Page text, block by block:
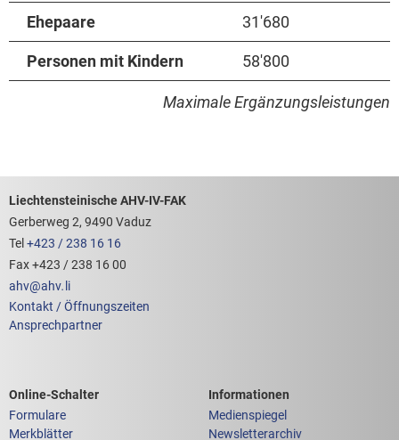
Maximale Ergänzungsleistungen
Ehepaare 31'680
Personen mit Kindern 58'800
Footerbereich mit hilfreichen Links
Liechtensteinische AHV-IV-FAK
Gerberweg 2, 9490 Vaduz
Tel +423 / 238 16 16
Fax +423 / 238 16 00
ahv@ahv. li
Kontakt / Öffnungszeiten
Ansprechpartner
Links zum
Online-Schalter
Formulare
Merkblätter
Links zu weiteren
Informationen
Medienspiegel
Newsletterarchiv